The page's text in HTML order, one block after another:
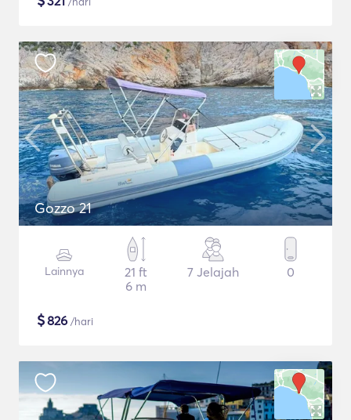
Gozzo 21
Lainnya
21 ft
6 m
7 Jelajah 0
$826 /hari